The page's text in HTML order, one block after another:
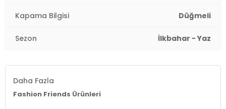
Kapama Bilgisi Düğmeli
Sezon İlkbahar - Yaz
Daha Fazla
Fashion Friends Ürünleri